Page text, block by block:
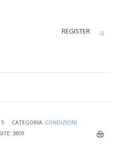
REGISTER
CATEGORIA: CONDIZIONI
3809